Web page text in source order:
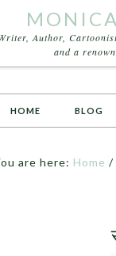
Author,
and a
HOME BLOG
are here: Home /